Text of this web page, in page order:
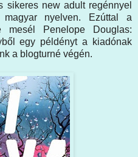
sikeres new adult regénnyel
nyelven. Ezúttal a
Penelope Douglas:
egy példényt a kiadónak
a blogturné végén.